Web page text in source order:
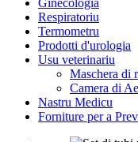
Respiratoriu
Termometru
Prodotti d'urologia
Usu veterinariu
Maschera di
Camera di
Nastru Medicu
Forniture per a